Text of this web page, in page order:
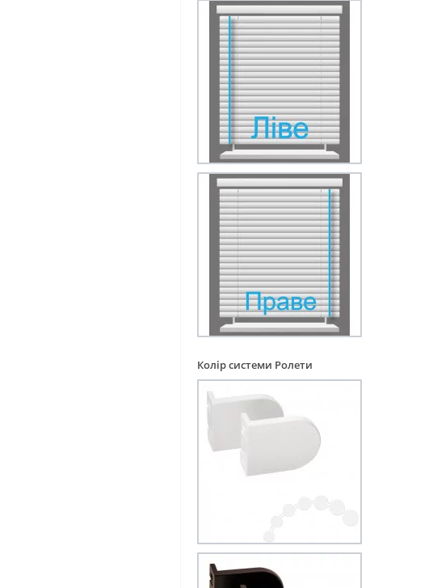
Колір системи Ролети